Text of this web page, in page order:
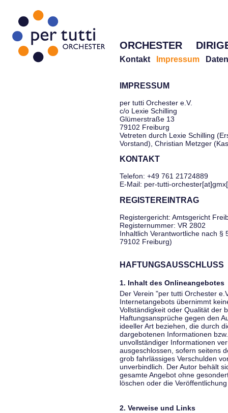
ORCHESTER
Kontakt Impressum
IMPRESSUM
per tutti Orchester e.V.
c/o Lexie Schilling
Glümerstraße 13
79102 Freiburg
Vetreten durch Lexie Schilling
Vorstand), Christian Metzger
KONTAKT
Telefon: +49 761 21724889
E-Mail: per-tutti-
REGISTEREINTRAG
Registergericht: Amtsgericht
Registernummer: VR 2802
Inhaltlich Verantwortliche nach §
79102 Freiburg)
HAFTUNGSAUSSCHLUSS
1. Inhalt des Onlineangebotes
Der Verein "per tutti Orchester
Internetangebots übernimmt
Vollständigkeit oder Qualität der
Haftungsansprüche gegen den
ideeller Art beziehen, die durch
dargebotenen Informationen
unvollständiger Informationen
ausgeschlossen, sofern seitens
grob fahrlässiges Verschulden
unverbindlich. Der Autor behält
gesamte Angebot ohne
löschen oder die
2. Verweise und Links